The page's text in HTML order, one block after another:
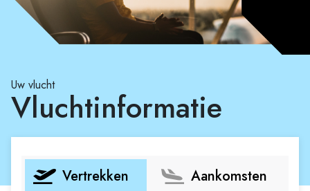
Uw vlucht
Vluchtinformatie
Vertrekken Aankomsten